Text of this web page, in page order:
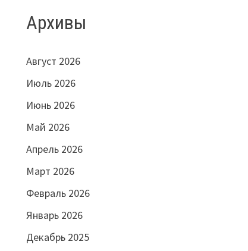
Архивы
Август 2026
Июль 2026
Июнь 2026
Май 2026
Апрель 2026
Март 2026
Февраль 2026
Январь 2026
Декабрь 2025